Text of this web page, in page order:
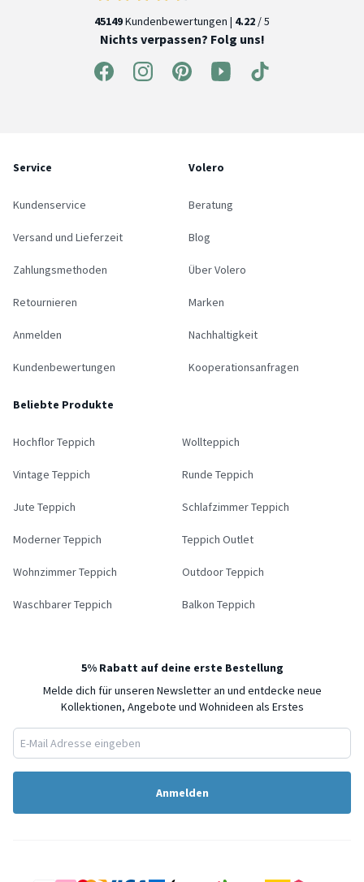
45149Kundenbewertungen | 4.22 / 5
Nichts verpassen? Folg uns!
Service
Kundenservice
Versand und Lieferzeit
Zahlungsmethoden
Retournieren
Anmelden
Kundenbewertungen
Volero
Beratung
Blog
Über Volero
Marken
Nachhaltigkeit
Kooperationsanfragen
Beliebte Produkte
Hochflor Teppich Wollteppich
Vintage Teppich Runde Teppich
Jute Teppich Schlafzimmer Teppich
Moderner Teppich Teppich Outlet
Wohnzimmer Teppich Outdoor Teppich
Waschbarer Teppich Balkon Teppich
5% Rabatt auf deine erste Bestellung
Melde dich für unseren Newsletter an und entdecke neue
Kollektionen, Angebote und Wohnideen als Erstes
Anmelden